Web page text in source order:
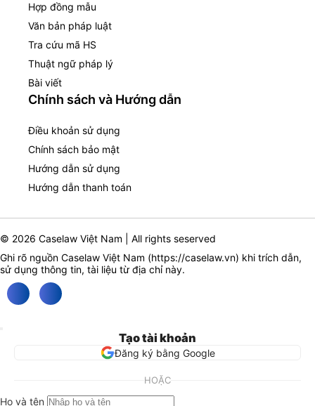
Hợp đồng mẫu
Văn bản pháp luật
Tra cứu mã HS
Thuật ngữ pháp lý
Bài viết
Chính sách và Hướng dẫn
Điều khoản sử dụng
Chính sách bảo mật
Hướng dẫn sử dụng
Hướng dẫn thanh toán
© 2026 Caselaw Việt Nam | All rights seserved
Ghi rõ nguồn Caselaw Việt Nam (https://caselaw.vn) khi trích dẫn,
sử dụng thông tin, tài liệu từ địa chỉ này.
Tạo tài khoản
Đăng ký bằng Google
HOẶC
Họ và tên